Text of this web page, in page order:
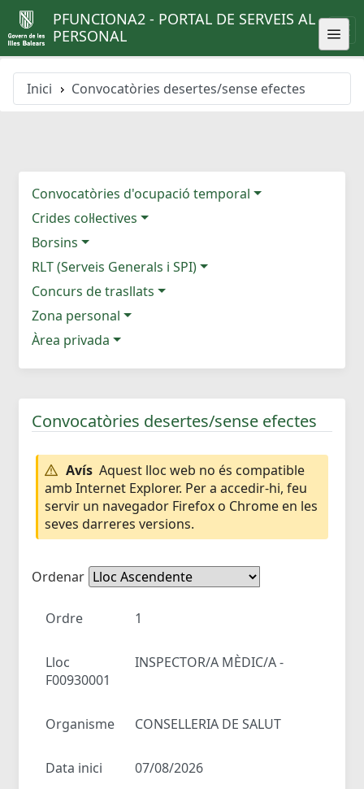
PFUNCIONA2 - PORTAL DE SERVEIS AL
PERSONAL
Inici Convocatòries desertes/sense efectes
Convocatòries d'ocupació temporal
Crides col·lectives
Borsins
RLT (Serveis Generals i SPI)
Concurs de trasllats
Zona personal
Àrea privada
Convocatòries desertes/sense efectes
Avís Aquest lloc web no és compatible
amb Internet Explorer. Per a accedir-hi, feu
servir un navegador Firefox o Chrome en les
seves darreres versions.
Ordenar
Ordre 1
Lloc
INSPECTOR/A MÈDIC/A -
F00930001
Organisme CONSELLERIA DE SALUT
Data inici 07/08/2026